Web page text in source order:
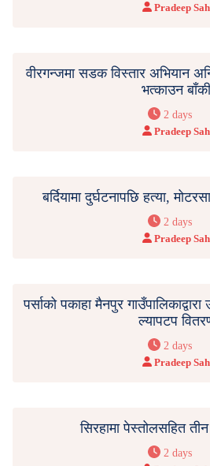
Pradeep Sah
वीरगन्जमा सडक विस्तार अभियान
भत्काउन बाँकी
2 days
Pradeep Sah
बर्दियामा दुर्घटनापछि हत्या,
2 days
Pradeep Sah
पर्साको पकाहा मैनपुर गाउँपालिकाद्वारा
ल्यापटप
2 days
Pradeep Sah
सिरहामा पेस्तोलसहित
2 days